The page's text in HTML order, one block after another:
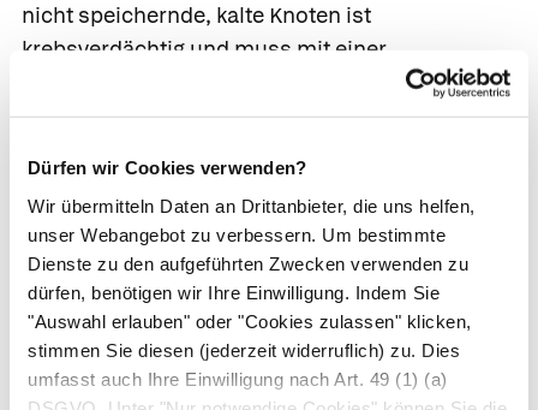
Dürfen wir Cookies verwenden?
Wir übermitteln Daten an Drittanbieter, die uns helfen,
unser Webangebot zu verbessern. Um bestimmte
Dienste zu den aufgeführten Zwecken verwenden zu
dürfen, benötigen wir Ihre Einwilligung. Indem Sie
"Auswahl erlauben" oder "Cookies zulassen" klicken,
stimmen Sie diesen (jederzeit widerruflich) zu. Dies
umfasst auch Ihre Einwilligung nach Art. 49 (1) (a)
nicht speichernde, kalte Knoten ist
krebsverdächtig und muss mit einer
Gewebeentnahme (Feinnadelbiopsie) weiter
abgeklärt werden, da er ein hohes Risiko birgt,
Bei der Schilddrüsenszintigrafie werden nur
geringe Mengen an radioaktiven Substanzen
verwendet, so dass die Strahlenbelastung in
der Regel sogar geringer ist als bei einer
herkömmlichen Röntgenuntersuchung.